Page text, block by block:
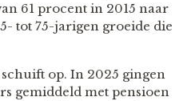
61 procent in 2015 naar
tot 75-jarigen groeide die
op. In 2025 gingen
gemiddeld met pensioen